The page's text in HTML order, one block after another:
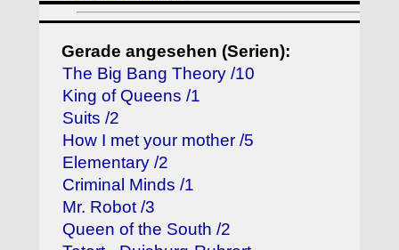
Gerade angesehen (Serien):
The Big Bang Theory /10
King of Queens /1
Suits /2
How I met your mother /5
Elementary /2
Criminal Minds /1
Mr. Robot /3
Queen of the South /2